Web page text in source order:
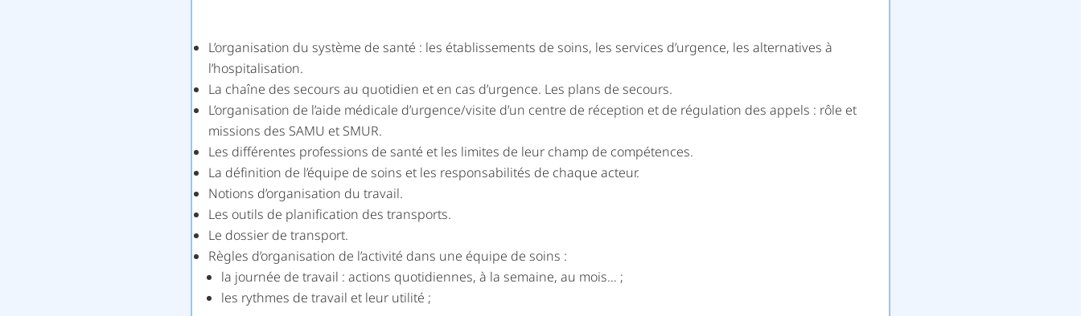
L’organisation du système de santé : les établissements de soins, les services d’urgence, les alternatives à
l’hospitalisation.
La chaîne des secours au quotidien et en cas d’urgence. Les plans de secours.
L’organisation de l’aide médicale d’urgence/visite d’un centre de réception et de régulation des appels : rôle et
missions des SAMU et SMUR.
Les différentes professions de santé et les limites de leur champ de compétences.
La définition de l’équipe de soins et les responsabilités de chaque acteur.
Notions d’organisation du travail.
Les outils de planification des transports.
Le dossier de transport.
Règles d’organisation de l’activité dans une équipe de soins :
la journée de travail : actions quotidiennes, à la semaine, au mois… ;
les rythmes de travail et leur utilité ;